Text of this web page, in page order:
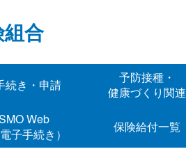
合
続き・申請
予防接種・
健康づくり関連
Web
電子手続き）
保険給付一覧